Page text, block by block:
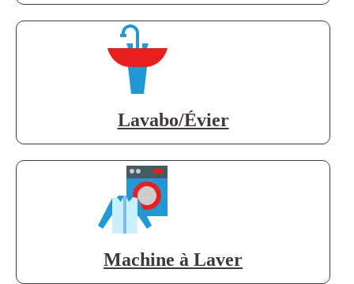
Lavabo/Évier
Machine à Laver